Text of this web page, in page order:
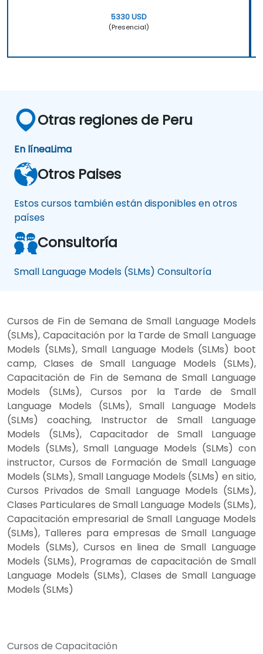
5330 USD
(Presencial)
Otras regiones de Peru
En líneaLima
Otros Paises
Estos cursos también están disponibles en otros
países
Consultoría
Small Language Models (SLMs) Consultoría
Cursos de Fin de Semana de Small Language Models
(SLMs), Capacitación por la Tarde de Small Language
Models (SLMs), Small Language Models (SLMs) boot
camp, Clases de Small Language Models (SLMs),
Capacitación de Fin de Semana de Small Language
Models (SLMs), Cursos por la Tarde de Small
Language Models (SLMs), Small Language Models
(SLMs) coaching, Instructor de Small Language
Models (SLMs), Capacitador de Small Language
Models (SLMs), Small Language Models (SLMs) con
instructor, Cursos de Formación de Small Language
Models (SLMs), Small Language Models (SLMs) en sitio,
Cursos Privados de Small Language Models (SLMs),
Clases Particulares de Small Language Models (SLMs),
Capacitación empresarial de Small Language Models
(SLMs), Talleres para empresas de Small Language
Models (SLMs), Cursos en linea de Small Language
Models (SLMs), Programas de capacitación de Small
Language Models (SLMs), Clases de Small Language
Models (SLMs)
Cursos de Capacitación